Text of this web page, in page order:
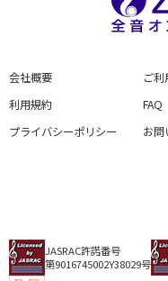
会社概要
利用規約
プライバシーポリシー
ご
FAQ
お問
JASRAC許諾番号
第9016745002Y38029号